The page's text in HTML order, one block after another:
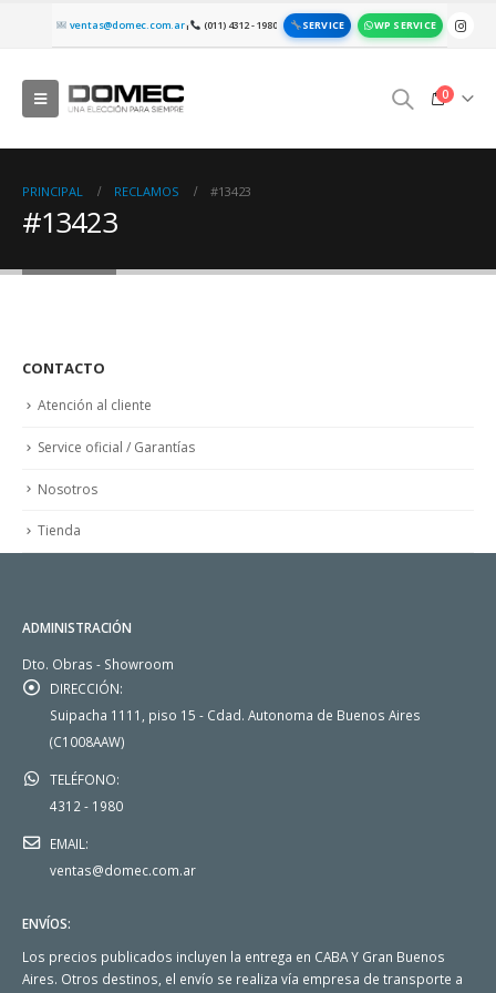
ventas@domec.com.ar| (011) 4312 - 1980 SERVICE WP SERVICE
0
PRINCIPAL RECLAMOS #13423
#13423
CONTACTO
Atención al cliente
Service oficial / Garantías
Nosotros
Tienda
ADMINISTRACIÓN
Dto. Obras - Showroom
DIRECCIÓN:
Suipacha 1111, piso 15 - Cdad. Autonoma de Buenos Aires
(C1008AAW)
TELÉFONO:
4312 - 1980
EMAIL:
ventas@domec.com.ar
ENVÍOS:
Los precios publicados incluyen la entrega en CABA Y Gran Buenos
Aires. Otros destinos, el envío se realiza vía empresa de transporte a